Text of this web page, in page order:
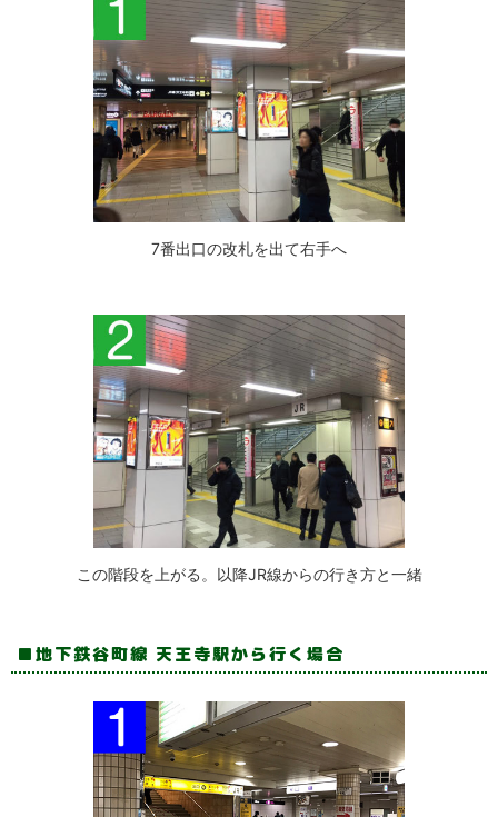
7番出口の改札を出て右手へ
この階段を上がる。以降JR線からの行き方と一緒
地下鉄谷町線 天王寺駅から行く場合